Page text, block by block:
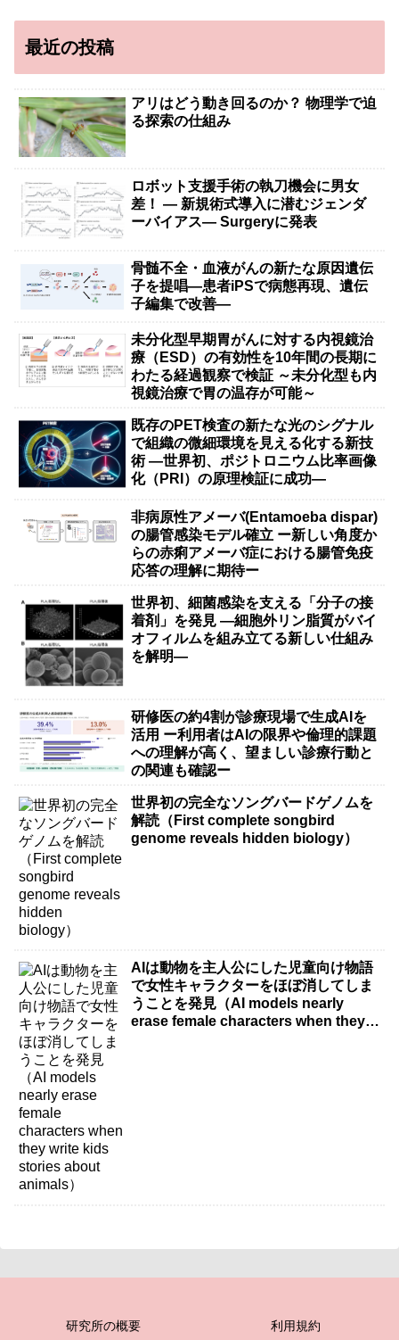
最近の投稿
アリはどう動き回るのか？ 物理学で迫
る探索の仕組み
ロボット支援手術の執刀機会に男女
差！ — 新規術式導入に潜むジェンダ
ーバイアス— Surgeryに発表
骨髄不全・血液がんの新たな原因遺伝
子を提唱―患者iPSで病態再現、遺伝
子編集で改善―
未分化型早期胃がんに対する内視鏡治
療（ESD）の有効性を10年間の長期に
わたる経過観察で検証 ～未分化型も内
視鏡治療で胃の温存が可能～
既存のPET検査の新たな光のシグナル
で組織の微細環境を見える化する新技
術 ―世界初、ポジトロニウム比率画像
化（PRI）の原理検証に成功―
非病原性アメーバ(Entamoeba dispar)
の腸管感染モデル確立 ー新しい角度か
らの赤痢アメーバ症における腸管免疫
応答の理解に期待ー
世界初、細菌感染を支える「分子の接
着剤」を発見 ―細胞外リン脂質がバイ
オフィルムを組み立てる新しい仕組み
を解明―
研修医の約4割が診療現場で生成AIを
活用 ー利用者はAIの限界や倫理的課題
への理解が高く、望ましい診療行動と
の関連も確認ー
世界初の完全なソングバードゲノムを
解読（First complete songbird
genome reveals hidden biology）
AIは動物を主人公にした児童向け物語
で女性キャラクターをほぼ消してしま
うことを発見（AI models nearly
erase female characters when they
研究所の概要 利用規約